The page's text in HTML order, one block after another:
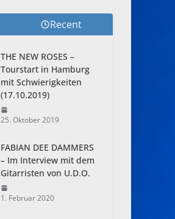
Recent
THE NEW ROSES –
Tourstart in Hamburg
mit Schwierigkeiten
(17.10.2019)
25. Oktober 2019
FABIAN DEE DAMMERS
– Im Interview mit dem
Gitarristen von U.D.O.
1. Februar 2020